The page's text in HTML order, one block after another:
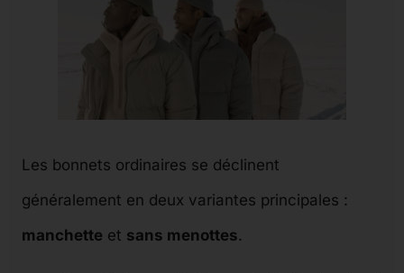
Les bonnets ordinaires se déclinent
généralement en deux variantes principales :
manchette et sans menottes.